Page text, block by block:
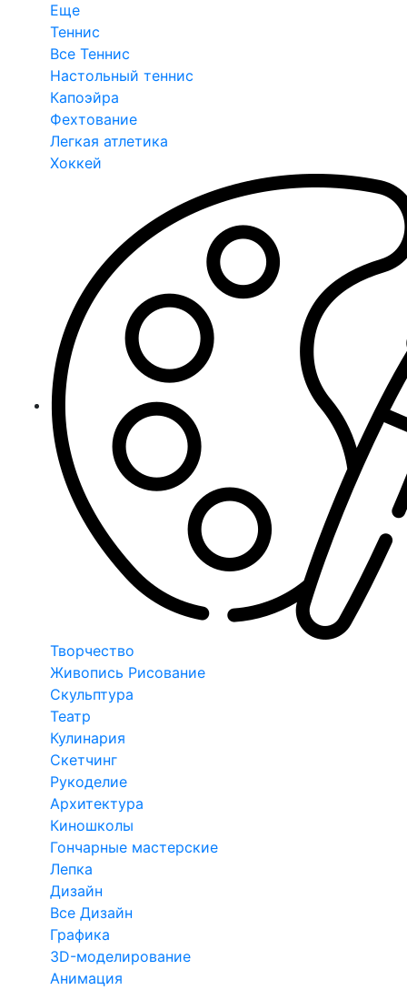
Еще
Теннис
Все Теннис
Настольный теннис
Капоэйра
Фехтование
Легкая атлетика
Хоккей
Творчество
Живопись Рисование
Скульптура
Театр
Кулинария
Скетчинг
Рукоделие
Архитектура
Киношколы
Гончарные мастерские
Лепка
Дизайн
Все Дизайн
Графика
3D-моделирование
Анимация